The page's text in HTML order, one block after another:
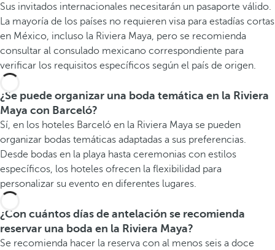
Sus invitados internacionales necesitarán un pasaporte válido.
La mayoría de los países no requieren visa para estadías cortas
en México, incluso la Riviera Maya, pero se recomienda
consultar al consulado mexicano correspondiente para
verificar los requisitos específicos según el país de origen.
¿Se puede organizar una boda temática en la Riviera
Maya con Barceló?
Sí, en los hoteles Barceló en la Riviera Maya se pueden
organizar bodas temáticas adaptadas a sus preferencias.
Desde bodas en la playa hasta ceremonias con estilos
específicos, los hoteles ofrecen la flexibilidad para
personalizar su evento en diferentes lugares.
¿Con cuántos días de antelación se recomienda
reservar una boda en la Riviera Maya?
Se recomienda hacer la reserva con al menos seis a doce